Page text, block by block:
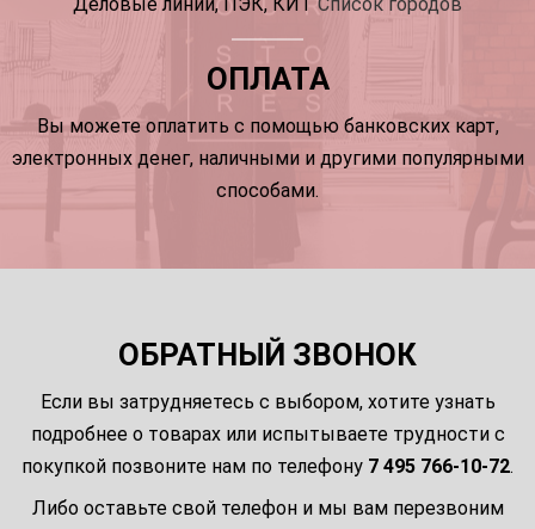
ОПЛАТА
Вы можете оплатить с помощью банковских карт,
электронных денег, наличными и другими популярными
способами.
ОБРАТНЫЙ ЗВОНОК
Если вы затрудняетесь с выбором, хотите узнать
подробнее о товарах или испытываете трудности с
покупкой позвоните нам по телефону 7 495 766-10-72.
Либо оставьте свой телефон и мы вам перезвоним